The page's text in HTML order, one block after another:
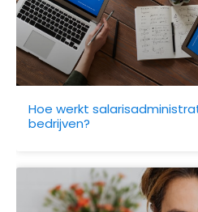
Hoe werkt
bedrijven?